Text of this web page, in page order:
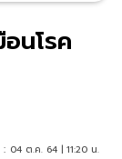
นโรค
: 04 ต.ค. 64 | 11:20 น.